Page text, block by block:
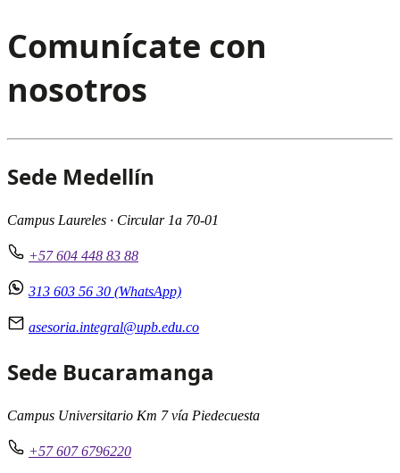
Comunícate con
nosotros
Sede Medellín
Campus Laureles · Circular 1a 70-01
+57 604 448 83 88
313 603 56 30 (WhatsApp)
asesoria.integral@upb.edu.co
Sede Bucaramanga
Campus Universitario Km 7 vía Piedecuesta
+57 607 6796220